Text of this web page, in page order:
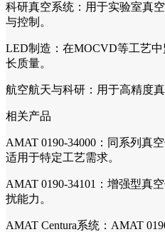
科研真空系统：用于实验室真
与控制。
LED制造：在MOCVD等工艺
长质量。
航空航天与科研：用于高精度
相关产品
AMAT 0190-34000：同系列真
适用于特定工艺需求。
AMAT 0190-34101：增强型真
扰能力。
AMAT Centura系统：AMAT